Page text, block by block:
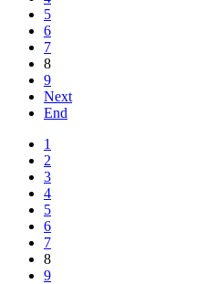
5
6
7
8
9
Next
End
1
2
3
4
5
6
7
8
9